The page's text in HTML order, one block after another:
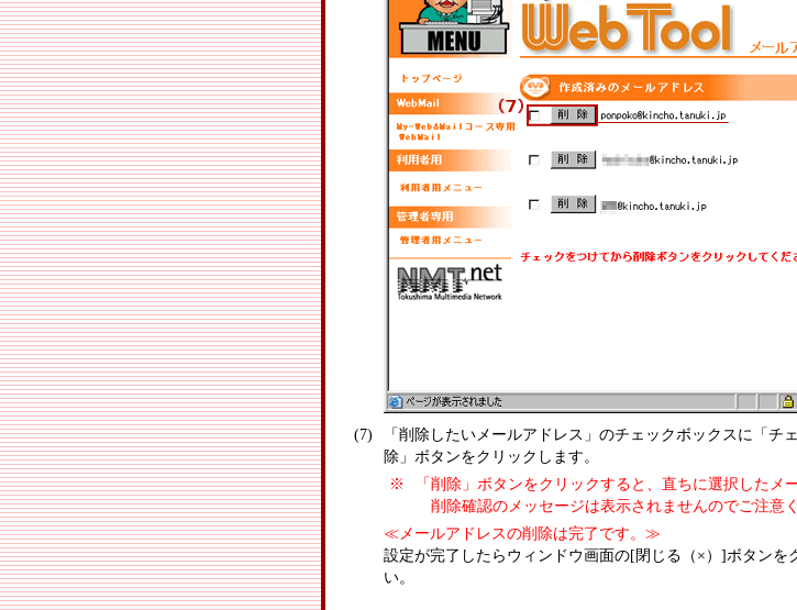
(7)
「削除したいメールアドレス」のチェックボックスに「チ
除」ボタンをクリックします。
※
「削除」ボタンをクリックすると、直ちに選択したメ
削除確認のメッセージは表示されませんのでご注意く
≪メールアドレスの削除は完了です。≫
設定が完了したらウィンドウ画面の[閉じる（×）]ボタンを
い。